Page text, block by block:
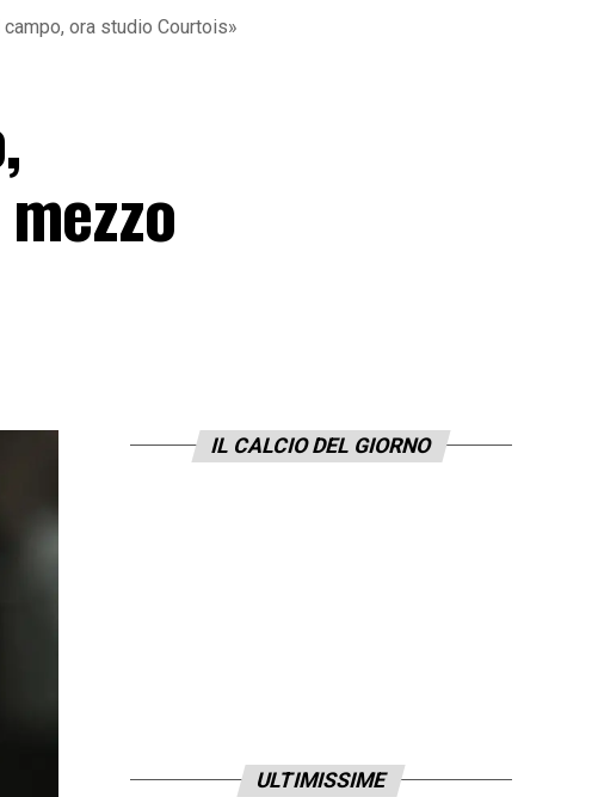
ora studio Courtois»
IL CALCIO DEL GIORNO
ULTIMISSIME